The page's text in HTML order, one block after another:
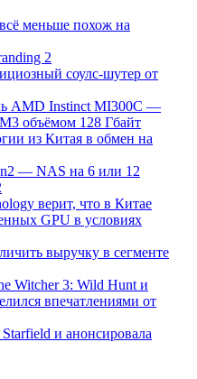
меньше похож на
2
соулс-шутер от
AMD Instinct MI300C —
объёмом 128 Гбайт
из Китая в обмен на
— NAS на 6 или 12
верит, что в Китае
GPU в условиях
выручку в сегменте
Witcher 3: Wild Hunt и
впечатлениями от
и анонсировала